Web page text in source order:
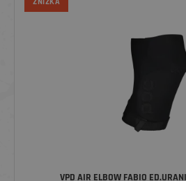
VPD AIR ELBOW FABIO